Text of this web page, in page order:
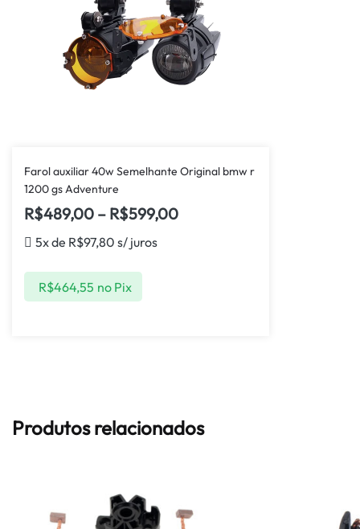
Farol auxiliar 40w Semelhante Original bmw r
1200 gs Adventure
R$489,00 – R$599,00
5x de R$97,80 s/ juros
R$464,55 no Pix
Produtos relacionados